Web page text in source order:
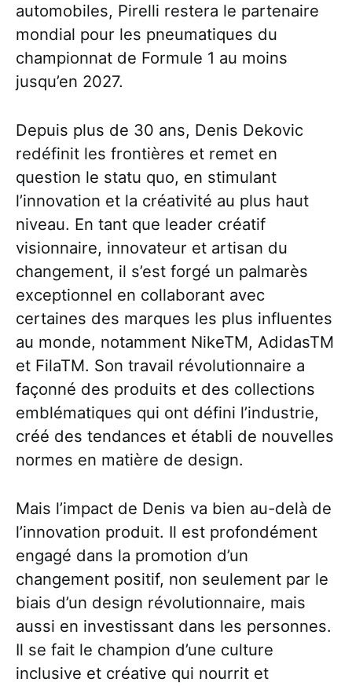
automobiles, Pirelli restera le partenaire
mondial pour les pneumatiques du
championnat de Formule 1 au moins
jusqu’en 2027.
Depuis plus de 30 ans, Denis Dekovic
redéfinit les frontières et remet en
question le statu quo, en stimulant
l’innovation et la créativité au plus haut
niveau. En tant que leader créatif
visionnaire, innovateur et artisan du
changement, il s’est forgé un palmarès
exceptionnel en collaborant avec
certaines des marques les plus influentes
au monde, notamment NikeTM, AdidasTM
et FilaTM. Son travail révolutionnaire a
façonné des produits et des collections
emblématiques qui ont défini l’industrie,
créé des tendances et établi de nouvelles
normes en matière de design.
Mais l’impact de Denis va bien au-delà de
l’innovation produit. Il est profondément
engagé dans la promotion d’un
changement positif, non seulement par le
biais d’un design révolutionnaire, mais
aussi en investissant dans les personnes.
Il se fait le champion d’une culture
inclusive et créative qui nourrit et